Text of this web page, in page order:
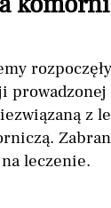
prowadzonej
z
leczenie.